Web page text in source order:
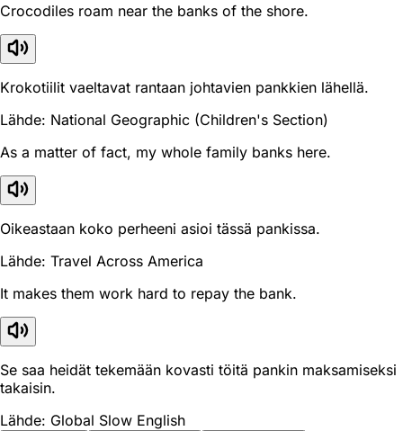
Crocodiles roam near the banks of the shore.
Krokotiilit vaeltavat rantaan johtavien pankkien lähellä.
Lähde: National Geographic (Children's Section)
As a matter of fact, my whole family banks here.
Oikeastaan koko perheeni asioi tässä pankissa.
Lähde: Travel Across America
It makes them work hard to repay the bank.
Se saa heidät tekemään kovasti töitä pankin maksamiseksi
takaisin.
Lähde: Global Slow English